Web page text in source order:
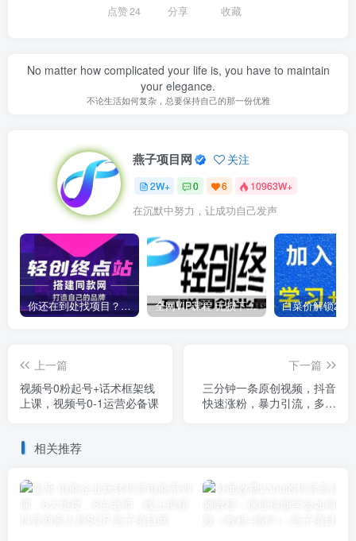
点赞24 分享 收藏
No matter how complicated your life is, you have to maintain
your elegance.
不论生活如何复杂，总要保持自己的那一份优雅
燕子项目网 关注
2W+ 0 6 10963W+
在沉默中努力，让成功自己发声
你还在到处找项目？还在当韭菜？我靠卖项目一个月收入5万+，曾经我也是个失败者。 全网VIP课程 无损下载~
上一篇
视频号0粉起号+话术框架线
上课，视频号0-1运营必备课
下一篇
三分钟一条原创视频，抖音
快速涨粉，暴力引流，多种
相关推荐